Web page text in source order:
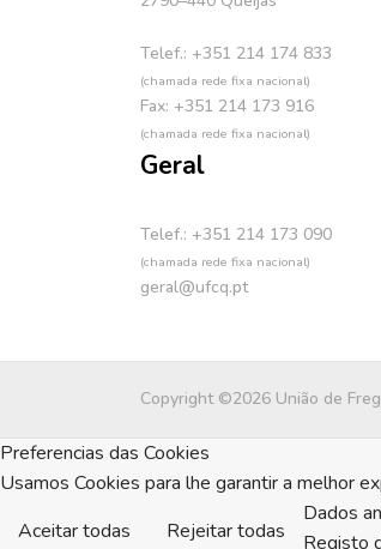
Telef.: +351 214 174 833
(chamada rede fixa nacional)
Fax: +351 214 173 916
(chamada rede fixa nacional)
Geral
Telef.: +351 214 173 090
(chamada rede fixa nacional)
geral@ufcq.pt
Copyright ©2026 União de
Preferencias das Cookies
Usamos Cookies para lhe garantir a melhor
Aceitar todas
Rejeitar todas
Dados
Registo